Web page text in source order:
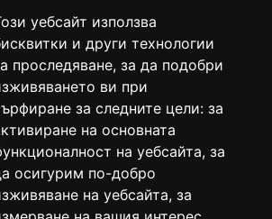
уебсайт използва
и други технологии
проследяване, за да подобри
ви при
за следните цели: за
на основната
на уебсайта, за
осигурим по-добро
на уебсайта, за
и абонаменти